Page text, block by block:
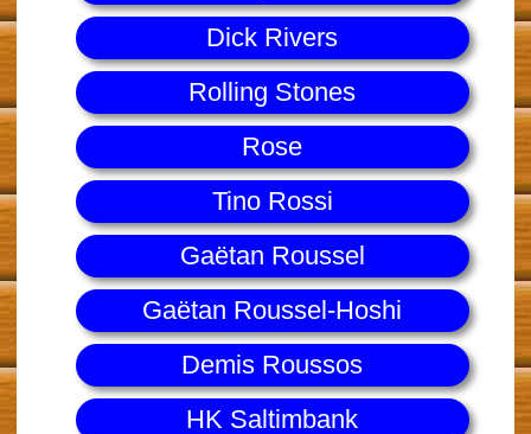
Dick Rivers
Rolling Stones
Rose
Tino Rossi
Gaëtan Roussel
Gaëtan Roussel-Hoshi
Demis Roussos
HK Saltimbank